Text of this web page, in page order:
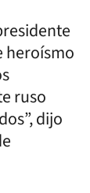
heroísmo
ruso
dijo